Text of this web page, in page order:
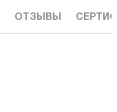
ОТЗЫВЫ